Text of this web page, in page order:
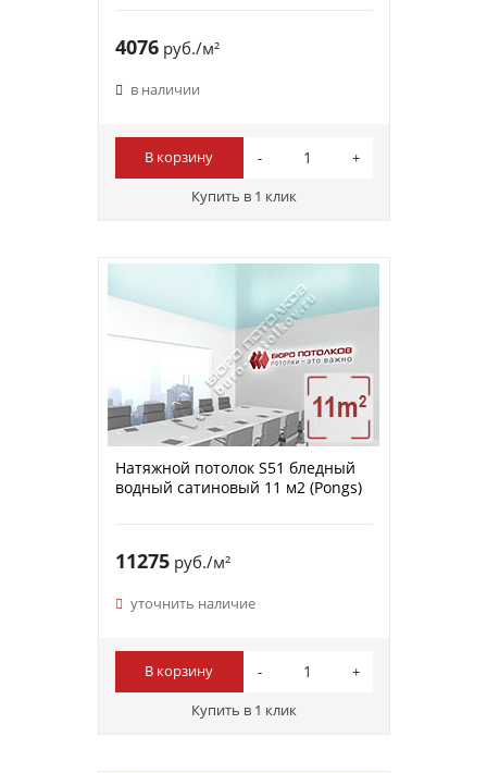
4076руб./м²
в наличии
В корзину
Купить в 1 клик
Натяжной потолок S51 бледный
водный сатиновый 11 м2 (Pongs)
11275руб./м²
уточнить наличие
В корзину
Купить в 1 клик